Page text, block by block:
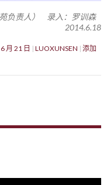
负责人） 录入：罗训森
2014.6.18
月 21 日 LUOXUNSEN 添加